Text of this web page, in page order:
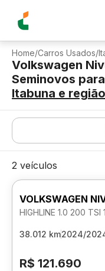
Home/Carros Usados/
Volkswagen
Seminovos
Itabuna e região
2 veículos
VOLKSWAGEN
HIGHLINE 1.0 200
38.012 km2024/
R$ 121.690